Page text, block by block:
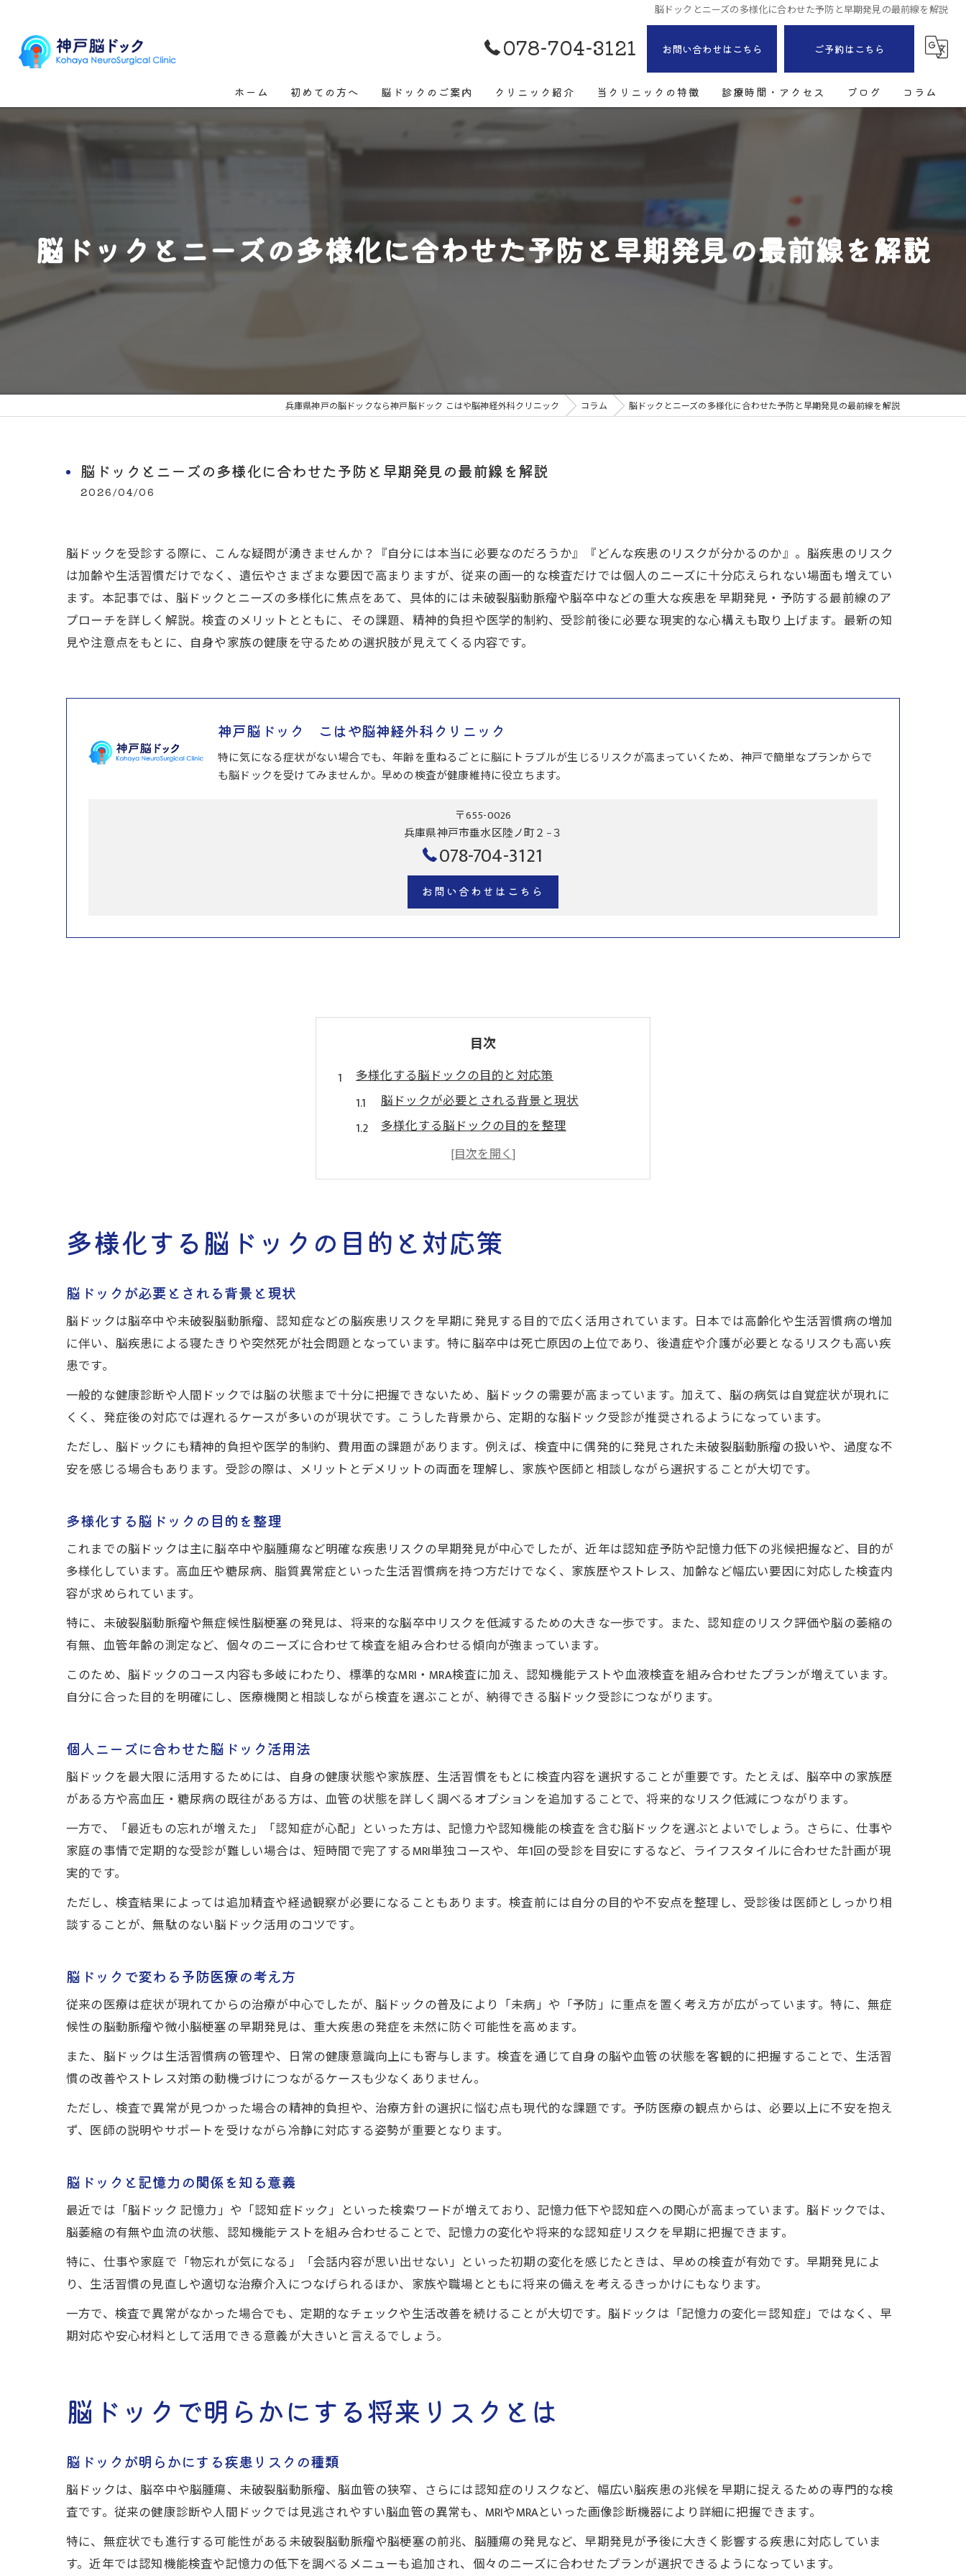
脳ドックとニーズの多様化に合わせた予防と早期発見の最前線を解説
078-704-3121 お問い合わせはこちら ご予約はこちら
ホーム 初めての方へ 脳ドックのご案内 クリニック紹介 当クリニックの特徴
めまい
物忘れ
診療時間・アクセス ブログ コラム
脳ドックとニーズの多様化に合わせた予防と早期発見の最前線を解説
兵庫県神戸の脳ドックなら神戸脳ドック こはや脳神経外科クリニック コラム 脳ドックとニーズの多様化に合わせた予防と早期発見の最前線を解説
脳ドックとニーズの多様化に合わせた予防と早期発見の最前線を解説
2026/04/06
脳ドックを受診する際に、こんな疑問が湧きませんか？『自分には本当に必要なのだろうか』『どんな疾患のリスクが分かるのか』。脳疾患のリスク
は加齢や生活習慣だけでなく、遺伝やさまざまな要因で高まりますが、従来の画一的な検査だけでは個人のニーズに十分応えられない場面も増えてい
ます。本記事では、脳ドックとニーズの多様化に焦点をあて、具体的には未破裂脳動脈瘤や脳卒中などの重大な疾患を早期発見・予防する最前線のア
プローチを詳しく解説。検査のメリットとともに、その課題、精神的負担や医学的制約、受診前後に必要な現実的な心構えも取り上げます。最新の知
見や注意点をもとに、自身や家族の健康を守るための選択肢が見えてくる内容です。
神戸脳ドック こはや脳神経外科クリニック
特に気になる症状がない場合でも、年齢を重ねるごとに脳にトラブルが生じるリスクが高まっていくため、神戸で簡単なプランからで
も脳ドックを受けてみませんか。早めの検査が健康維持に役立ちます。
〒655-0026
兵庫県神戸市垂水区陸ノ町２−３
078-704-3121
お問い合わせはこちら
目次
多様化する脳ドックの目的と対応策
脳ドックが必要とされる背景と現状
多様化する脳ドックの目的を整理
個人ニーズに合わせた脳ドック活用法
脳ドックで変わる予防医療の考え方
脳ドックで明らかにする将来リスクとは
脳ドックが明らかにする疾患リスクの種類
脳ドックでわかる生活習慣病リスクの実際
脳ドックと早期発見の重要性について考える
脳ドックの意義と具体的な検査内容を解説
脳ドックのメリットと注意点を事前に確認
脳ドックの精神的負担と現実的な心構え
MRI検査時の音や時間など負担への対処法
脳ドックが先端予防医療で果たす役割
脳ドック活用で生活習慣改善を促す方法
脳ドックと認知症予防の最新アプローチ
心臓ドックと連携した脳疾患リスク対策
脳ドック受診を検討する方への新しい選択肢
脳ドック受診判断に役立つ新たな視点
脳ドックと他検査の違いを理解する意義
脳ドック受診前後のサポート体制を考える
検査メリットと精神的負担に向き合うために
脳ドックのメリットを正しく理解する方法
脳ドック受診後のサポートと安心感の重要性
多様化する脳ドックの目的と対応策
脳ドックが必要とされる背景と現状
脳ドックは脳卒中や未破裂脳動脈瘤、認知症などの脳疾患リスクを早期に発見する目的で広く活用されています。日本では高齢化や生活習慣病の増加
に伴い、脳疾患による寝たきりや突然死が社会問題となっています。特に脳卒中は死亡原因の上位であり、後遺症や介護が必要となるリスクも高い疾
患です。
一般的な健康診断や人間ドックでは脳の状態まで十分に把握できないため、脳ドックの需要が高まっています。加えて、脳の病気は自覚症状が現れに
くく、発症後の対応では遅れるケースが多いのが現状です。こうした背景から、定期的な脳ドック受診が推奨されるようになっています。
ただし、脳ドックにも精神的負担や医学的制約、費用面の課題があります。例えば、検査中に偶発的に発見された未破裂脳動脈瘤の扱いや、過度な不
安を感じる場合もあります。受診の際は、メリットとデメリットの両面を理解し、家族や医師と相談しながら選択することが大切です。
多様化する脳ドックの目的を整理
これまでの脳ドックは主に脳卒中や脳腫瘍など明確な疾患リスクの早期発見が中心でしたが、近年は認知症予防や記憶力低下の兆候把握など、目的が
多様化しています。高血圧や糖尿病、脂質異常症といった生活習慣病を持つ方だけでなく、家族歴やストレス、加齢など幅広い要因に対応した検査内
容が求められています。
特に、未破裂脳動脈瘤や無症候性脳梗塞の発見は、将来的な脳卒中リスクを低減するための大きな一歩です。また、認知症のリスク評価や脳の萎縮の
有無、血管年齢の測定など、個々のニーズに合わせて検査を組み合わせる傾向が強まっています。
このため、脳ドックのコース内容も多岐にわたり、標準的なMRI・MRA検査に加え、認知機能テストや血液検査を組み合わせたプランが増えています。
自分に合った目的を明確にし、医療機関と相談しながら検査を選ぶことが、納得できる脳ドック受診につながります。
個人ニーズに合わせた脳ドック活用法
脳ドックを最大限に活用するためには、自身の健康状態や家族歴、生活習慣をもとに検査内容を選択することが重要です。たとえば、脳卒中の家族歴
がある方や高血圧・糖尿病の既往がある方は、血管の状態を詳しく調べるオプションを追加することで、将来的なリスク低減につながります。
一方で、「最近もの忘れが増えた」「認知症が心配」といった方は、記憶力や認知機能の検査を含む脳ドックを選ぶとよいでしょう。さらに、仕事や
家庭の事情で定期的な受診が難しい場合は、短時間で完了するMRI単独コースや、年1回の受診を目安にするなど、ライフスタイルに合わせた計画が現
実的です。
ただし、検査結果によっては追加精査や経過観察が必要になることもあります。検査前には自分の目的や不安点を整理し、受診後は医師としっかり相
談することが、無駄のない脳ドック活用のコツです。
脳ドックで変わる予防医療の考え方
従来の医療は症状が現れてからの治療が中心でしたが、脳ドックの普及により「未病」や「予防」に重点を置く考え方が広がっています。特に、無症
候性の脳動脈瘤や微小脳梗塞の早期発見は、重大疾患の発症を未然に防ぐ可能性を高めます。
また、脳ドックは生活習慣病の管理や、日常の健康意識向上にも寄与します。検査を通じて自身の脳や血管の状態を客観的に把握することで、生活習
慣の改善やストレス対策の動機づけにつながるケースも少なくありません。
ただし、検査で異常が見つかった場合の精神的負担や、治療方針の選択に悩む点も現代的な課題です。予防医療の観点からは、必要以上に不安を抱え
ず、医師の説明やサポートを受けながら冷静に対応する姿勢が重要となります。
脳ドックと記憶力の関係を知る意義
最近では「脳ドック 記憶力」や「認知症ドック」といった検索ワードが増えており、記憶力低下や認知症への関心が高まっています。脳ドックでは、
脳萎縮の有無や血流の状態、認知機能テストを組み合わせることで、記憶力の変化や将来的な認知症リスクを早期に把握できます。
特に、仕事や家庭で「物忘れが気になる」「会話内容が思い出せない」といった初期の変化を感じたときは、早めの検査が有効です。早期発見によ
り、生活習慣の見直しや適切な治療介入につなげられるほか、家族や職場とともに将来の備えを考えるきっかけにもなります。
一方で、検査で異常がなかった場合でも、定期的なチェックや生活改善を続けることが大切です。脳ドックは「記憶力の変化＝認知症」ではなく、早
期対応や安心材料として活用できる意義が大きいと言えるでしょう。
脳ドックで明らかにする将来リスクとは
脳ドックが明らかにする疾患リスクの種類
脳ドックは、脳卒中や脳腫瘍、未破裂脳動脈瘤、脳血管の狭窄、さらには認知症のリスクなど、幅広い脳疾患の兆候を早期に捉えるための専門的な検
査です。従来の健康診断や人間ドックでは見逃されやすい脳血管の異常も、MRIやMRAといった画像診断機器により詳細に把握できます。
特に、無症状でも進行する可能性がある未破裂脳動脈瘤や脳梗塞の前兆、脳腫瘍の発見など、早期発見が予後に大きく影響する疾患に対応していま
す。近年では認知機能検査や記憶力の低下を調べるメニューも追加され、個々のニーズに合わせたプランが選択できるようになっています。
ご予約はこちら
ご予約はこちら